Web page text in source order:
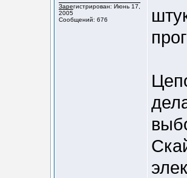
Зарегистрирован: Июнь 17,
2005
Сообщений: 676